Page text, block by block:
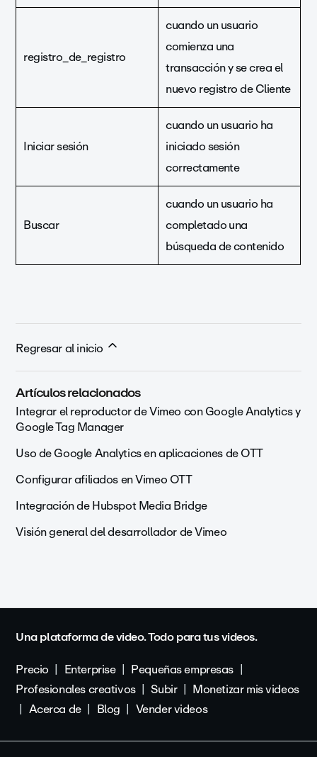
registro_de_registro
cuando un usuario
comienza una
transacción y se crea el
nuevo registro de Cliente
Iniciar sesión
cuando un usuario ha
iniciado sesión
correctamente
Buscar
cuando un usuario ha
completado una
búsqueda de contenido
Regresar al inicio
Artículos relacionados
Integrar el reproductor de Vimeo con Google Analytics y
Google Tag Manager
Uso de Google Analytics en aplicaciones de OTT
Configurar afiliados en Vimeo OTT
Integración de Hubspot Media Bridge
Visión general del desarrollador de Vimeo
Una plataforma de video. Todo para tus videos.
Precio
Enterprise
Pequeñas empresas
Profesionales creativos
Subir
Monetizar mis videos
Acerca de
Blog Vender videos